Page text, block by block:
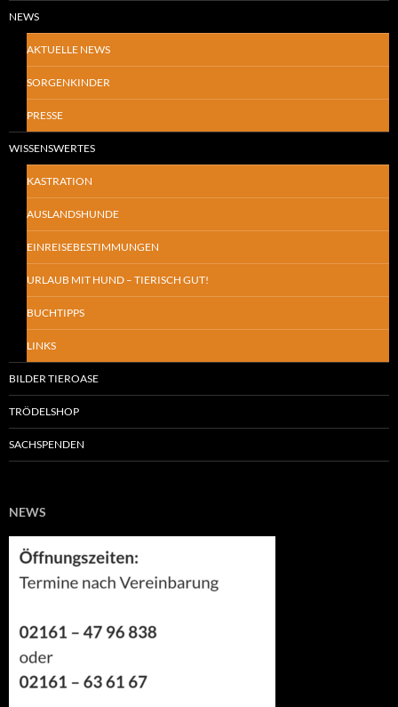
NEWS
AKTUELLE NEWS
SORGENKINDER
PRESSE
WISSENSWERTES
KASTRATION
AUSLANDSHUNDE
EINREISEBESTIMMUNGEN
URLAUB MIT HUND – TIERISCH GUT!
BUCHTIPPS
LINKS
BILDER TIEROASE
TRÖDELSHOP
SACHSPENDEN
NEWS